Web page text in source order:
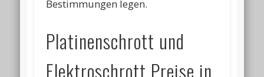
Bestimmungen legen.
Platinenschrott und
Elektroschrott Preise in